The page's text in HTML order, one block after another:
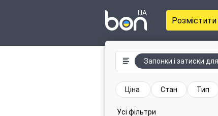
Запонки і затиски для
Ціна Стан Тип
Усі фільтри